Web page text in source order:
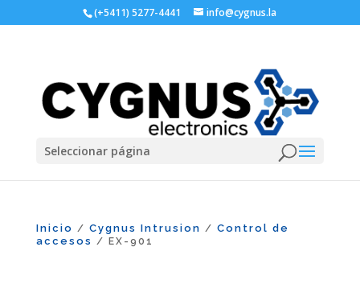
(+5411) 5277-4441 info@cygnus.la
Seleccionar página
Inicio / Cygnus Intrusion / Control de
accesos / EX-901